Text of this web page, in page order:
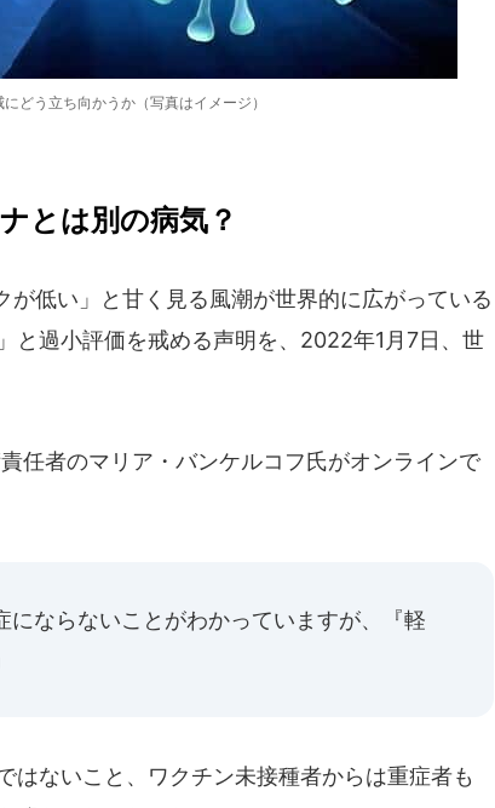
どう立ち向かうか（写真はイメージ）
とは別の病気？
低い」と甘く見る風潮が世界的に広がっている
と過小評価を戒める声明を、2022年1月7日、世
任者のマリア・バンケルコフ氏がオンラインで
にならないことがわかっていますが、『軽
はないこと、ワクチン未接種者からは重症者も